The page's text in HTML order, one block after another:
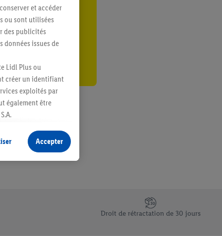
Droit de rétractation de 30 jours
et accéder
ou sont utilisées
des publicités
données issues de
Lidl Plus ou
créer un identifiant
exploités par
également être
sans procéder à
terminaux ou
échéant, d’autres
En cliquant sur
de plus amples
Accepter